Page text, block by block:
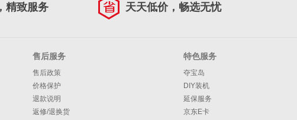
精致服务 天天低价，畅选无忧
售后服务
售后政策
价格保护
退款说明
返修/退换货
特色服务
夺宝岛
DIY装机
延保服务
京东E卡